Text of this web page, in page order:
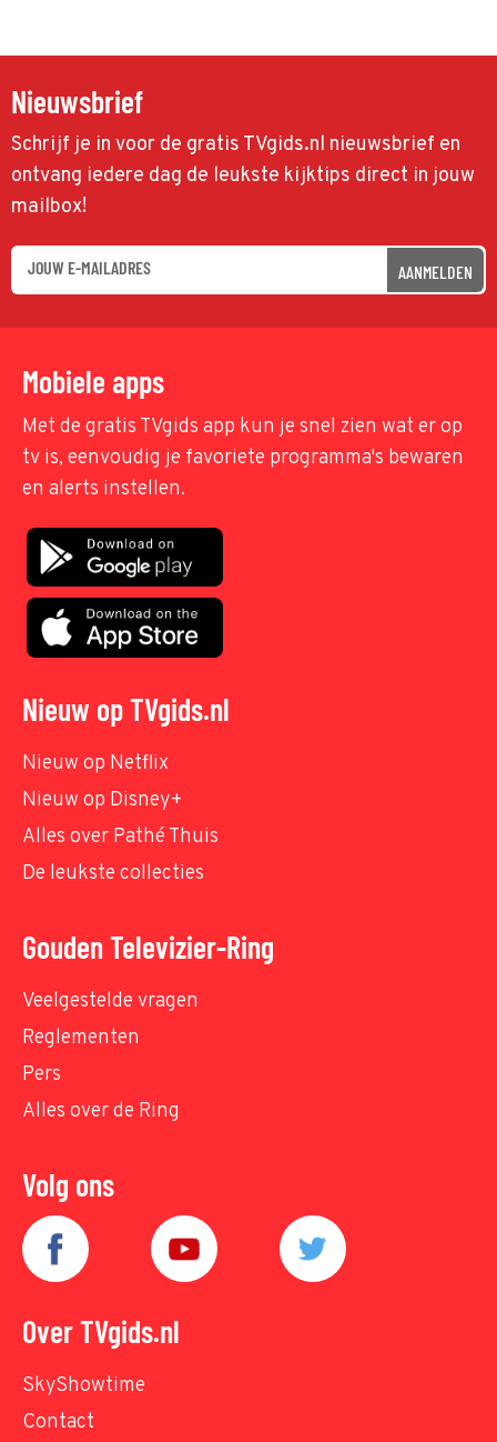
Nieuwsbrief
Schrijf je in voor de gratis TVgids.nl nieuwsbrief en
ontvang iedere dag de leukste kijktips direct in jouw
mailbox!
AANMELDEN
Mobiele apps
Met de gratis TVgids app kun je snel zien wat er op
tv is, eenvoudig je favoriete programma's bewaren
en alerts instellen.
Nieuw op TVgids.nl
Nieuw op Netflix
Nieuw op Disney+
Alles over Pathé Thuis
De leukste collecties
Gouden Televizier-Ring
Veelgestelde vragen
Reglementen
Pers
Alles over de Ring
Volg ons
Over TVgids.nl
SkyShowtime
Contact